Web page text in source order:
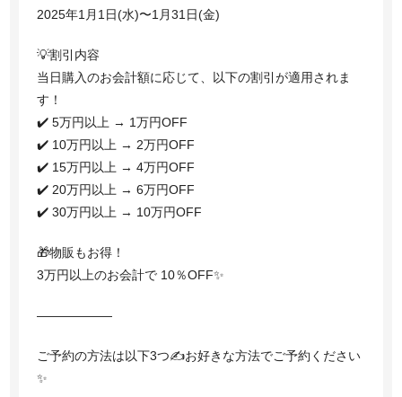
2025年1月1日(水)〜1月31日(金)
💡割引内容
当日購入のお会計額に応じて、以下の割引が適用されま
す！
✔️ 5万円以上 → 1万円OFF
✔️ 10万円以上 → 2万円OFF
✔️ 15万円以上 → 4万円OFF
✔️ 20万円以上 → 6万円OFF
✔️ 30万円以上 → 10万円OFF
🎁物販もお得！
3万円以上のお会計で 10％OFF✨
——————
ご予約の方法は以下3つ✍️お好きな方法でご予約ください
✨